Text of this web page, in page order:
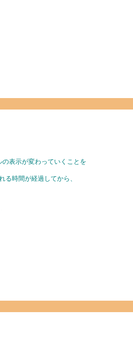
表示が変わっていくことを
る時間が経過してから、